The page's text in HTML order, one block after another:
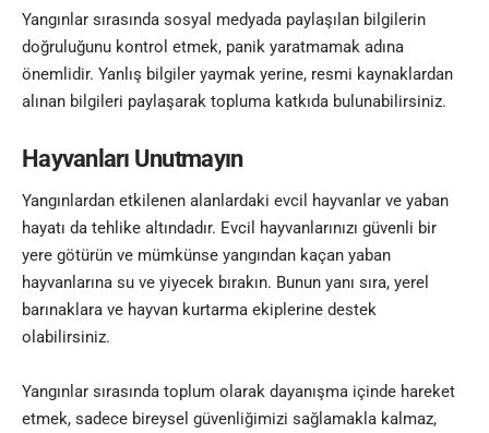
Yangınlar sırasında sosyal medyada paylaşılan bilgilerin
doğruluğunu kontrol etmek, panik yaratmamak adına
önemlidir. Yanlış bilgiler yaymak yerine, resmi kaynaklardan
alınan bilgileri paylaşarak topluma katkıda bulunabilirsiniz.
Hayvanları Unutmayın
Yangınlardan etkilenen alanlardaki evcil hayvanlar ve yaban
hayatı da tehlike altındadır. Evcil hayvanlarınızı güvenli bir
yere götürün ve mümkünse yangından kaçan yaban
hayvanlarına su ve yiyecek bırakın. Bunun yanı sıra, yerel
barınaklara ve hayvan kurtarma ekiplerine destek
olabilirsiniz.
Yangınlar sırasında toplum olarak dayanışma içinde hareket
etmek, sadece bireysel güvenliğimizi sağlamakla kalmaz,